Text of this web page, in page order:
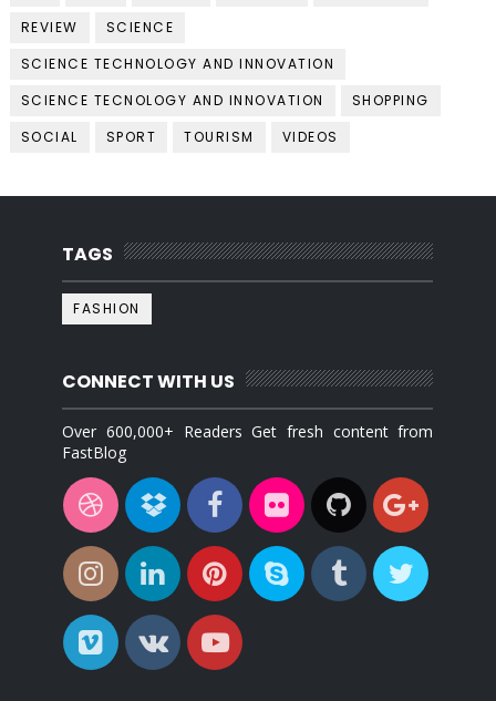
REVIEW
SCIENCE
SCIENCE TECHNOLOGY AND INNOVATION
SCIENCE TECNOLOGY AND INNOVATION
SHOPPING
SOCIAL
SPORT TOURISM VIDEOS
TAGS
FASHION
CONNECT WITH US
Over 600,000+ Readers Get fresh content from
FastBlog